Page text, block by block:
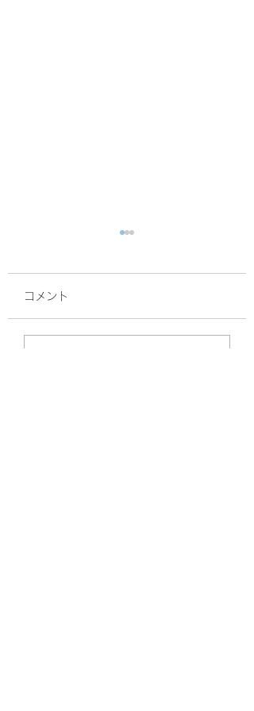
サルスベリ！
コメント